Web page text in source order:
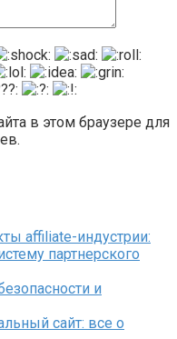
в этом браузере для
affiliate-индустрии:
партнерского
и
сайт: все о